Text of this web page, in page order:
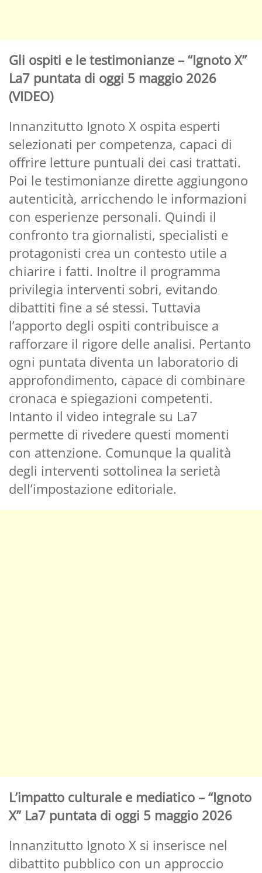
Gli ospiti e le testimonianze – “Ignoto X”
La7 puntata di oggi 5 maggio 2026
(VIDEO)
Innanzitutto Ignoto X ospita esperti
selezionati per competenza, capaci di
offrire letture puntuali dei casi trattati.
Poi le testimonianze dirette aggiungono
autenticità, arricchendo le informazioni
con esperienze personali. Quindi il
confronto tra giornalisti, specialisti e
protagonisti crea un contesto utile a
chiarire i fatti. Inoltre il programma
privilegia interventi sobri, evitando
dibattiti fine a sé stessi. Tuttavia
l’apporto degli ospiti contribuisce a
rafforzare il rigore delle analisi. Pertanto
ogni puntata diventa un laboratorio di
approfondimento, capace di combinare
cronaca e spiegazioni competenti.
Intanto il video integrale su La7
permette di rivedere questi momenti
con attenzione. Comunque la qualità
degli interventi sottolinea la serietà
dell’impostazione editoriale.
L’impatto culturale e mediatico – “Ignoto
X” La7 puntata di oggi 5 maggio 2026
Innanzitutto Ignoto X si inserisce nel
dibattito pubblico con un approccio